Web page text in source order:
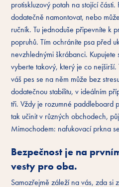
protiskluzový potah na stojící části.
dodatečně namontovat, nebo
ručník. Tu jednoduše připevníte k
popruhů. Tím ochráníte psa před
nevzhlednými škrábanci.
vyberte takový, který je co
váš pes se na něm může bez
dodatečnou stabilitu, v ideálním
tři. Vždy je rozumné paddleboard
tak učinit v různých obchodech,
Mimochodem: nafukovací prkna
Bezpečnost je na
vesty pro oba.
Samozřejmě záleží na vás, zda si